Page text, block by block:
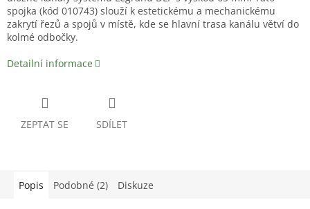
spojka (kód 010743) slouží k estetickému a mechanickému
zakrytí řezů a spojů v místě, kde se hlavní trasa kanálu větví do
kolmé odbočky.
Detailní informace
ZEPTAT SE SDÍLET
Popis Podobné (2) Diskuze